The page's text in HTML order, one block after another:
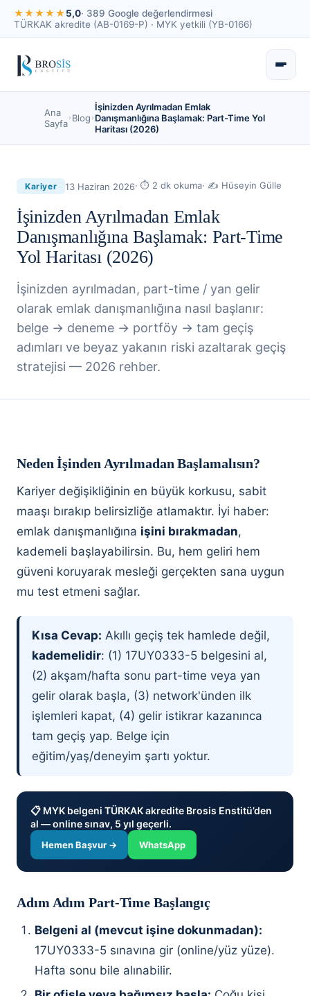
★★★★★5,0· 389 Google değerlendirmesi
TÜRKAK akredite (AB-0169-P) · MYK yetkili (YB-0166)
Ana
Sayfa Blog
İşinizden Ayrılmadan Emlak
Danışmanlığına Başlamak: Part-Time Yol
Haritası (2026)
Kariyer 13 Haziran 2026· ⏱ 2 dk okuma· ✍ Hüseyin Gülle
İşinizden Ayrılmadan Emlak
Danışmanlığına Başlamak: Part-Time
Yol Haritası (2026)
İşinizden ayrılmadan, part-time / yan gelir
olarak emlak danışmanlığına nasıl başlanır:
belge → deneme → portföy → tam geçiş
adımları ve beyaz yakanın riski azaltarak geçiş
stratejisi — 2026 rehber.
Neden İşinden Ayrılmadan Başlamalısın?
Kariyer değişikliğinin en büyük korkusu, sabit
maaşı bırakıp belirsizliğe atlamaktır. İyi haber:
emlak danışmanlığına işini bırakmadan,
kademeli başlayabilirsin. Bu, hem geliri hem
güveni koruyarak mesleği gerçekten sana uygun
mu test etmeni sağlar.
Kısa Cevap: Akıllı geçiş tek hamlede değil,
kademelidir: (1) 17UY0333-5 belgesini al,
(2) akşam/hafta sonu part-time veya yan
gelir olarak başla, (3) network'ünden ilk
işlemleri kapat, (4) gelir istikrar kazanınca
tam geçiş yap. Belge için
eğitim/yaş/deneyim şartı yoktur.
📋 MYK belgeni TÜRKAK akredite Brosis Enstitü’den
al — online sınav, 5 yıl geçerli.
Hemen Başvur → WhatsApp
Adım Adım Part-Time Başlangıç
Belgeni al (mevcut işine dokunmadan):
17UY0333-5 sınavına gir (online/yüz yüze).
Hafta sonu bile alınabilir.